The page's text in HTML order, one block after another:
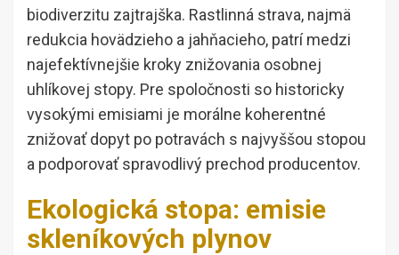
biodiverzitu zajtrajška. Rastlinná strava, najmä
redukcia hovädzieho a jahňacieho, patrí medzi
najefektívnejšie kroky znižovania osobnej
uhlíkovej stopy. Pre spoločnosti so historicky
vysokými emisiami je morálne koherentné
znižovať dopyt po potravách s najvyššou stopou
a podporovať spravodlivý prechod producentov.
Ekologická stopa: emisie
skleníkových plynov